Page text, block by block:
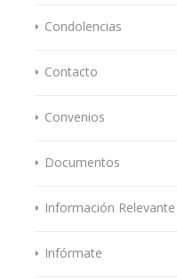
Condolencias
Contacto
Convenios
Documentos
Información Relevante
Infórmate